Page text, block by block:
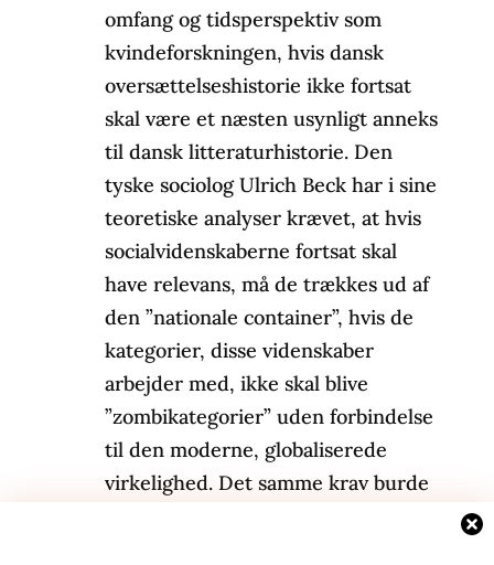
omfang og tidsperspektiv som
kvindeforskningen, hvis dansk
oversættelseshistorie ikke fortsat
skal være et næsten usynligt anneks
til dansk litteraturhistorie. Den
tyske sociolog Ulrich Beck har i sine
teoretiske analyser krævet, at hvis
socialvidenskaberne fortsat skal
have relevans, må de trækkes ud af
den ”nationale container”, hvis de
kategorier, disse videnskaber
arbejder med, ikke skal blive
”zombikategorier” uden forbindelse
til den moderne, globaliserede
virkelighed. Det samme krav burde